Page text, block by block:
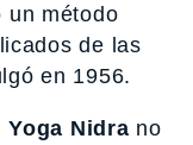
un método
de las
en 1956.
Yoga Nidra no